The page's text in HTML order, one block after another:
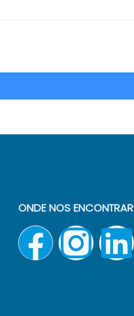
ONDE NOS ENCONTRAR